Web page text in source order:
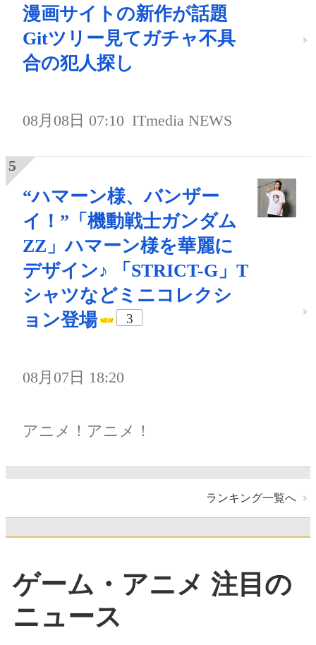
漫画サイトの新作が話題
Gitツリー見てガチャ不具
合の犯人探し
08月08日 07:10 ITmedia NEWS
“ハマーン様、バンザー
イ！”「機動戦士ガンダム
ZZ」ハマーン様を華麗に
デザイン♪ 「STRICT-G」T
シャツなどミニコレクシ
ョン登場
3
08月07日 18:20
アニメ！アニメ！
ランキング一覧へ
ゲーム・アニメ 注目の
ニュース